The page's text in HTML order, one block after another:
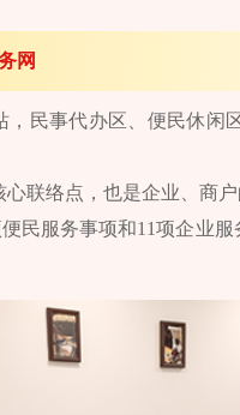
网
，民事代办区、便民休
联络点，也是企业、商
便民服务事项和11项企业